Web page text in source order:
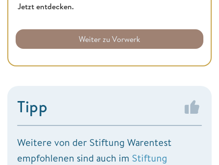
Jetzt entdecken.
Weiter zu Vorwerk
Tipp
Weitere von der Stiftung Warentest
empfohlenen sind auch im Stiftung